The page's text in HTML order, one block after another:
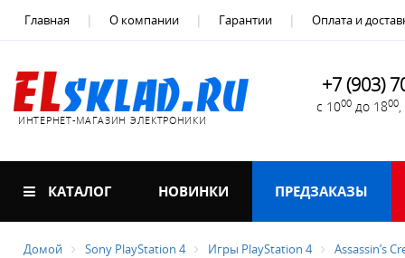
Главная О компании Гарантии Оплата и
ИНТЕРНЕТ-МАГАЗИН ЭЛЕКТРОНИКИ
+7 (903)
с 1000 до 1800
КАТАЛОГ НОВИНКИ ПРЕДЗАКАЗЫ
Домой Sony PlayStation 4 Игры PlayStation 4 Assassin’s